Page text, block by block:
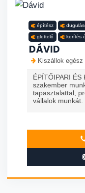
építész
glettelő kerítés
DÁVID
Kiszállok
ÉPÍTŐIPARI
szakember
tapasztalattal,
vállalok munkát.